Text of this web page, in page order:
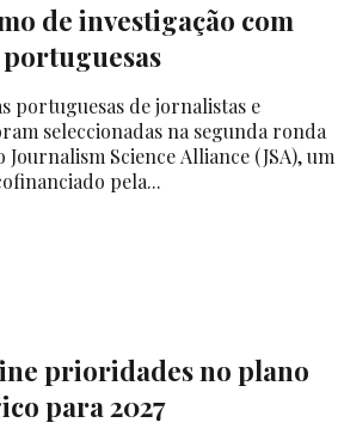
de investigação com
portuguesas de jornalistas e
seleccionadas na segunda ronda
Journalism Science Alliance (JSA), um
pela...
prioridades no plano
para 2027